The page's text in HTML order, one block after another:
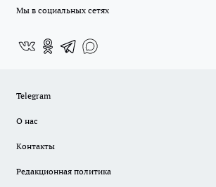
Мы в социальных сетях
Telegram
О нас
Контакты
Редакционная политика